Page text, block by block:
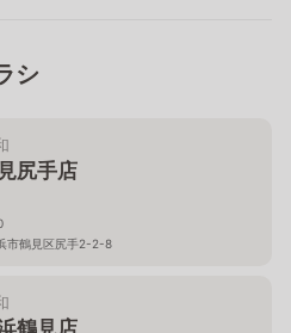
シ
尻手店
市鶴見区尻手2-2-8
鶴見店